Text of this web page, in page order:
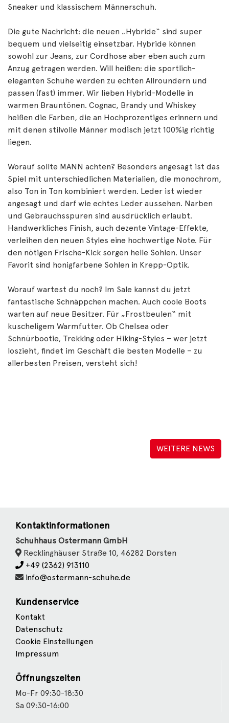
Sneaker und klassischem Männerschuh.
Die gute Nachricht: die neuen „Hybride“ sind super
bequem und vielseitig einsetzbar. Hybride können
sowohl zur Jeans, zur Cordhose aber eben auch zum
Anzug getragen werden. Will heißen: die sportlich-
eleganten Schuhe werden zu echten Allroundern und
passen (fast) immer. Wir lieben Hybrid-Modelle in
warmen Brauntönen. Cognac, Brandy und Whiskey
heißen die Farben, die an Hochprozentiges erinnern und
mit denen stilvolle Männer modisch jetzt 100%ig richtig
liegen.
Worauf sollte MANN achten? Besonders angesagt ist das
Spiel mit unterschiedlichen Materialien, die monochrom,
also Ton in Ton kombiniert werden. Leder ist wieder
angesagt und darf wie echtes Leder aussehen. Narben
und Gebrauchsspuren sind ausdrücklich erlaubt.
Handwerkliches Finish, auch dezente Vintage-Effekte,
verleihen den neuen Styles eine hochwertige Note. Für
den nötigen Frische-Kick sorgen helle Sohlen. Unser
Favorit sind honigfarbene Sohlen in Krepp-Optik.
Worauf wartest du noch? Im Sale kannst du jetzt
fantastische Schnäppchen machen. Auch coole Boots
warten auf neue Besitzer. Für „Frostbeulen“ mit
kuscheligem Warmfutter. Ob Chelsea oder
Schnürbootie, Trekking oder Hiking-Styles – wer jetzt
loszieht, findet im Geschäft die besten Modelle – zu
allerbesten Preisen, versteht sich!
WEITERE NEWS
Kontaktinformationen
Schuhhaus Ostermann GmbH
Recklinghäuser Straße 10, 46282 Dorsten
+49 (2362) 913110
info@ostermann-schuhe.de
Kundenservice
Kontakt
Datenschutz
Cookie Einstellungen
Impressum
Öffnungszeiten
Mo-Fr 09:30-18:30
Sa 09:30-16:00